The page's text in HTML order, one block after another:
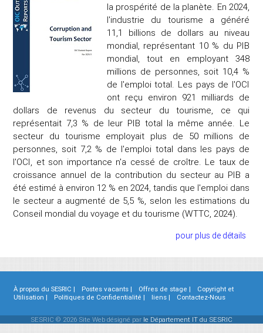
la prospérité de la planète. En 2024,
l'industrie du tourisme a généré
11,1 billions de dollars au niveau
mondial, représentant 10 % du PIB
mondial, tout en employant 348
millions de personnes, soit 10,4 %
de l'emploi total. Les pays de l'OCI
ont reçu environ 921 milliards de
dollars de revenus du secteur du tourisme, ce qui
représentait 7,3 % de leur PIB total la même année. Le
secteur du tourisme employait plus de 50 millions de
personnes, soit 7,2 % de l'emploi total dans les pays de
l'OCI, et son importance n'a cessé de croître. Le taux de
croissance annuel de la contribution du secteur au PIB a
été estimé à environ 12 % en 2024, tandis que l'emploi dans
le secteur a augmenté de 5,5 %, selon les estimations du
Conseil mondial du voyage et du tourisme (WTTC, 2024).
pour plus de détails
À propos du SESRIC | Postes vacants | Offres de stage |
Copyright et
Utilisation |
Politiques de Confidentialité | liens | Contactez-Nous
SESRIC © 2026 Site Web désigné par le Département IT du SESRIC